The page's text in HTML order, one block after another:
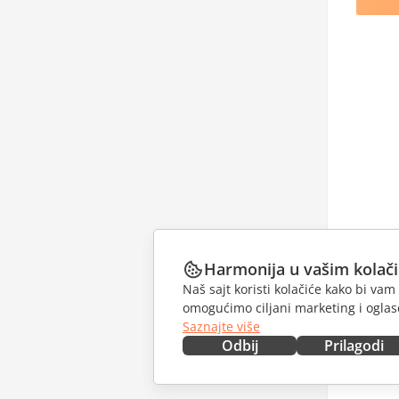
Harmonija u vašim
Naš sajt koristi kolačiće kako bi
omogućimo ciljani marketing i
Saznajte više
Odbij Prilagodi